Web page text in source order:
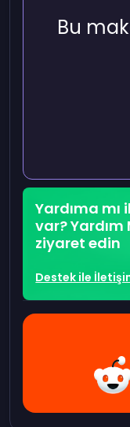
Bu
Yardıma mı
var? Yardım
ziyaret edin
Destek ile